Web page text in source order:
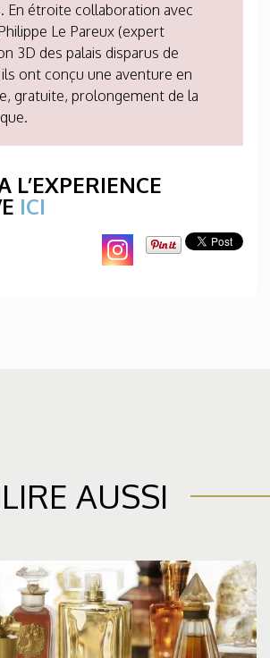
En étroite collaboration avec
Le Pareux (expert
3D des palais disparus de
ont conçu une aventure en
gratuite, prolongement de la
L’EXPERIENCE
ICI
AUSSI